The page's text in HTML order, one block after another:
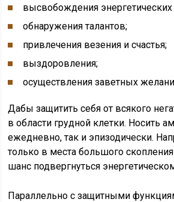
высвобождения
обнаружения талантов;
привлечения везения и счастья;
выздоровления;
осуществления заветных
Дабы защитить себя от всякого
в области грудной клетки. Носить
ежедневно, так и эпизодически.
только в места большого
шанс подвергнуться
Параллельно с защитными